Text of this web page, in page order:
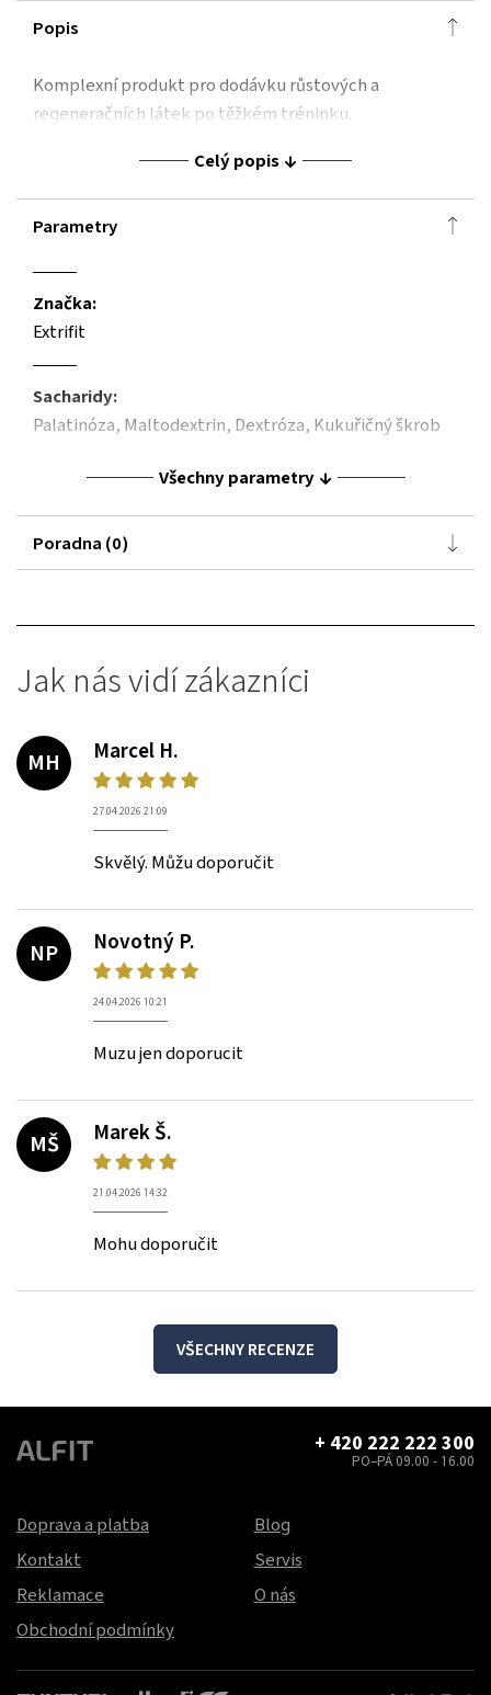
Popis
Komplexní produkt pro dodávku růstových a
regeneračních látek po těžkém tréninku.
Celý popis
Parametry
Značka:
Extrifit
Sacharidy:
Palatinóza, Maltodextrin, Dextróza, Kukuřičný škrob
Všechny parametry
Poradna (0)
Jak nás vidí zákazníci
MH
Marcel H.
27.04.2026 21:09
Skvělý. Můžu doporučit
NP
Novotný P.
24.04.2026 10:21
Muzu jen doporucit
MŠ
Marek Š.
21.04.2026 14:32
Mohu doporučit
VŠECHNY RECENZE
+ 420 222 222 300
PO–PÁ 09.00 - 16.00
Doprava a platba
Kontakt
Reklamace
Obchodní podmínky
Blog
Servis
O nás